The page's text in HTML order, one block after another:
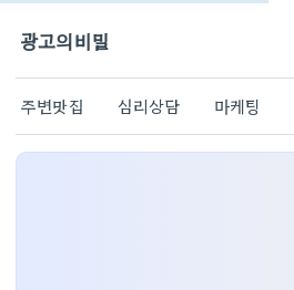
광고의비밀
주변맛집 심리상담 마케팅